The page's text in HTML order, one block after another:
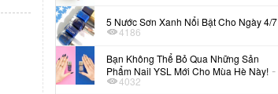
5 Nước Sơn Xanh Nổi Bật Cho Ngày 4/7
4186
Bạn Không Thể Bỏ Qua Những Sản
Phẩm Nail YSL Mới Cho Mùa Hè Này! -
4032